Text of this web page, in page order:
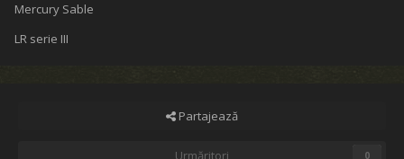
Mercury Sable
LR serie III
Partajează
Urmăritori 0